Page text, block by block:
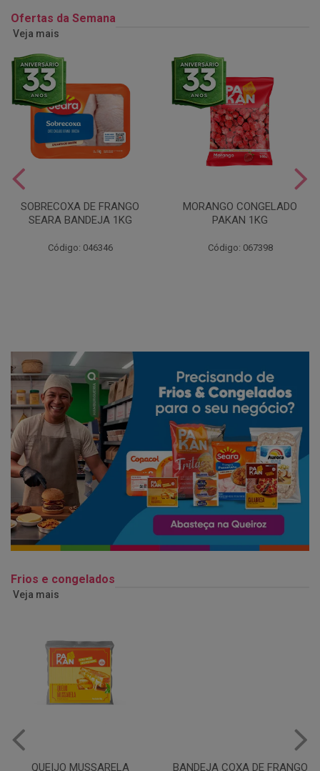
Ofertas da Semana
Veja mais
SOBRECOXA DE FRANGO
SEARA BANDEJA 1KG
Código: 046346
MORANGO CONGELADO
PAKAN 1KG
Código: 067398
Frios e congelados
Veja mais
BANDEJA COXA DE FRANGO MARGARINA COM SAL